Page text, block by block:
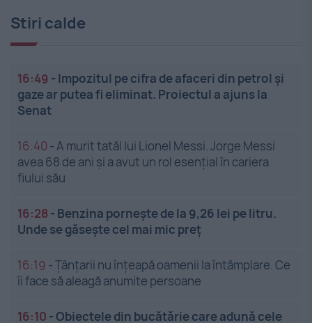
Stiri calde
16:49 - Impozitul pe cifra de afaceri din petrol și
gaze ar putea fi eliminat. Proiectul a ajuns la
Senat
16:40 - A murit tatăl lui Lionel Messi. Jorge Messi
avea 68 de ani și a avut un rol esențial în cariera
fiului său
16:28 - Benzina pornește de la 9,26 lei pe litru.
Unde se găsește cel mai mic preț
16:19 -Țânțarii nu înțeapă oamenii la întâmplare. Ce
îi face să aleagă anumite persoane
16:10 -Obiectele din bucătărie care adună cele